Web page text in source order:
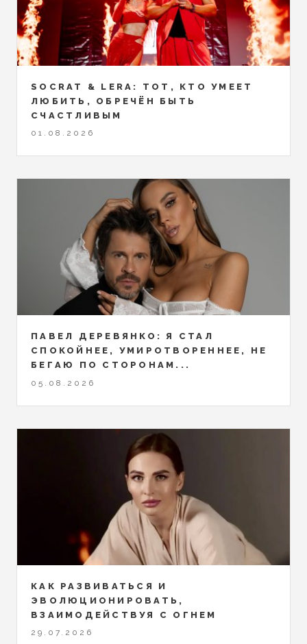
SOCRAT & LERA: ТОТ, КТО УМЕЕТ
ЛЮБИТЬ, ОБРЕЧЁН БЫТЬ
СЧАСТЛИВЫМ
01.08.2026
ПАВЕЛ ДЕРЕВЯНКО: Я СТАЛ
СПОКОЙНЕЕ, УМИРОТВОРЕННЕЕ, НЕ
БЕГАЮ ПО СТОРОНАМ...
05.08.2026
КАК РАЗВИВАТЬСЯ И
ЭВОЛЮЦИОНИРОВАТЬ,
ВЗАИМОДЕЙСТВУЯ С ОГНЕМ
29.07.2026